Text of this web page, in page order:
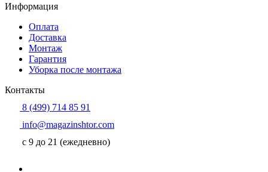
Информация
Оплата
Доставка
Монтаж
Гарантия
Уборка после монтажа
Контакты
8 (499) 714 85 91
info@magazinshtor.com
c 9 до 21 (ежедневно)